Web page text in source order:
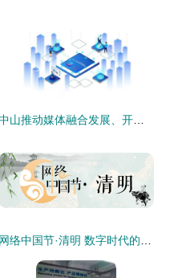
中山推动媒体融合发展、开创网信工作新局面的策略与要求
网络中国节·清明 数字时代的缅怀与传承